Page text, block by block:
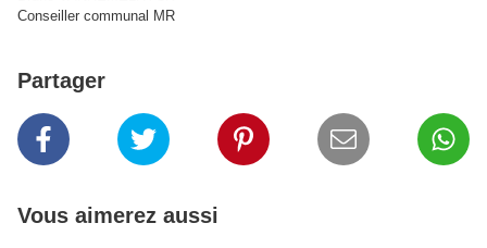
Conseiller communal MR
Partager
Vous aimerez aussi